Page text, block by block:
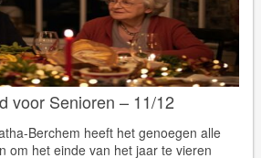
voor Senioren – 11/12
Berchem heeft het genoegen alle
om het einde van het jaar te vieren